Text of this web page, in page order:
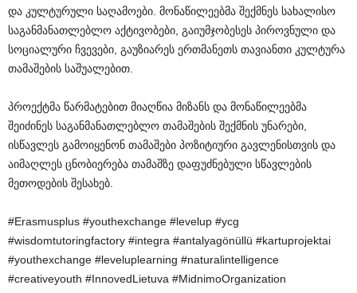
და კულტურული საღამოები. მონაწილეებმა შექმნეს სახალისო
საგანმანათლებლო აქტივობები, გაიუმჯობესეს პიროვნული და
სოციალური ჩვევები, გაუზიარეს ერთმანეთს თავიანთი კულტურა
თამაშების საშუალებით.
პროექტმა წარმატებით მიაღწია მიზანს და მონაწილეებმა
შეიძინეს საგანმანათლებლო თამაშების შექმნის უნარები,
ისწავლეს გამოიყენონ თამაშები პოზიტიური გავლენისთვის და
აიმაღლეს ცნობიერება თამაშზე დაფუძნებული სწავლების
მეთოდების შესახებ.
#Erasmusplus #youthexchange #levelup #ycg
#wisdomtutoringfactory #integra #antalyagönüllü #kartuprojektai
#youthexchange #leveluplearning #naturalintelligence
#creativeyouth #InnovedLietuva #MidnimoOrganization